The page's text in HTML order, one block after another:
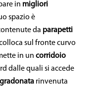
in migliori
spazio è
da parapetti
colloca sul fronte curvo
in un corridoio
dalle quali si accede
rinvenuta